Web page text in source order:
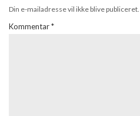
Din e-mailadresse vil ikke blive publiceret.
Kommentar*